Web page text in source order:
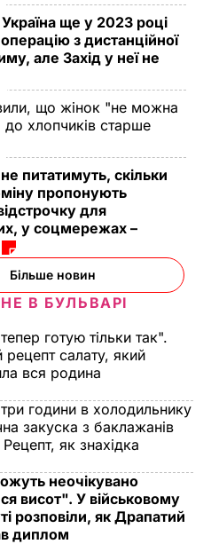
ще у 2023 році
з дистанційної
але Захід у неї не
що жінок "не можна
до хлопчиків старше
питатимуть, скільки
пропонують
для
у соцмережах –
Більше новин
В БУЛЬВАРІ
готую тільки так".
рецепт салату, який
вся родина
години в холодильнику
закуска з баклажанів
як знахідка
неочікувано
висот". У військовому
розповіли, як Драпатий
диплом